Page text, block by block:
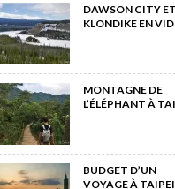
DAWSON CITY
KLONDIKE EN
MONTAGNE DE
L’ÉLÉPHANT À
BUDGET D’UN
VOYAGE À